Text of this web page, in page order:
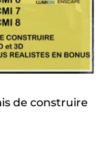
de construire